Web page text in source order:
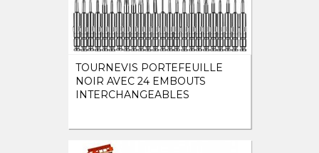
TOURNEVIS PORTEFEUILLE
NOIR AVEC 24 EMBOUTS
INTERCHANGEABLES